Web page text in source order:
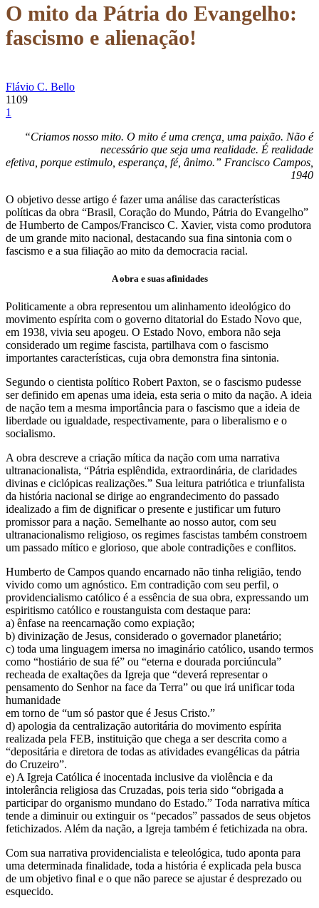
O mito da Pátria do Evangelho:
fascismo e alienação!
Flávio C. Bello
1109
1
“Criamos nosso mito. O mito é uma crença, uma paixão. Não é
necessário que seja uma realidade. É realidade
efetiva, porque estimulo, esperança, fé, ânimo.” Francisco Campos,
1940
O objetivo desse artigo é fazer uma análise das características
políticas da obra “Brasil, Coração do Mundo, Pátria do Evangelho”
de Humberto de Campos/Francisco C. Xavier, vista como produtora
de um grande mito nacional, destacando sua fina sintonia com o
fascismo e a sua filiação ao mito da democracia racial.
A obra e suas afinidades
Politicamente a obra representou um alinhamento ideológico do
movimento espírita com o governo ditatorial do Estado Novo que,
em 1938, vivia seu apogeu. O Estado Novo, embora não seja
considerado um regime fascista, partilhava com o fascismo
importantes características, cuja obra demonstra fina sintonia.
Segundo o cientista político Robert Paxton, se o fascismo pudesse
ser definido em apenas uma ideia, esta seria o mito da nação. A ideia
de nação tem a mesma importância para o fascismo que a ideia de
liberdade ou igualdade, respectivamente, para o liberalismo e o
socialismo.
A obra descreve a criação mítica da nação com uma narrativa
ultranacionalista, “Pátria esplêndida, extraordinária, de claridades
divinas e ciclópicas realizações.” Sua leitura patriótica e triunfalista
da história nacional se dirige ao engrandecimento do passado
idealizado a fim de dignificar o presente e justificar um futuro
promissor para a nação. Semelhante ao nosso autor, com seu
ultranacionalismo religioso, os regimes fascistas também constroem
um passado mítico e glorioso, que abole contradições e conflitos.
Humberto de Campos quando encarnado não tinha religião, tendo
vivido como um agnóstico. Em contradição com seu perfil, o
providencialismo católico é a essência de sua obra, expressando um
espiritismo católico e roustanguista com destaque para:
a) ênfase na reencarnação como expiação;
b) divinização de Jesus, considerado o governador planetário;
c) toda uma linguagem imersa no imaginário católico, usando termos
como “hostiário de sua fé” ou “eterna e dourada porciúncula”
recheada de exaltações da Igreja que “deverá representar o
pensamento do Senhor na face da Terra” ou que irá unificar toda
humanidade
em torno de “um só pastor que é Jesus Cristo.”
d) apologia da centralização autoritária do movimento espírita
realizada pela FEB, instituição que chega a ser descrita como a
“depositária e diretora de todas as atividades evangélicas da pátria
do Cruzeiro”.
e) A Igreja Católica é inocentada inclusive da violência e da
intolerância religiosa das Cruzadas, pois teria sido “obrigada a
participar do organismo mundano do Estado.” Toda narrativa mítica
tende a diminuir ou extinguir os “pecados” passados de seus objetos
fetichizados. Além da nação, a Igreja também é fetichizada na obra.
Com sua narrativa providencialista e teleológica, tudo aponta para
uma determinada finalidade, toda a história é explicada pela busca
de um objetivo final e o que não parece se ajustar é desprezado ou
esquecido.